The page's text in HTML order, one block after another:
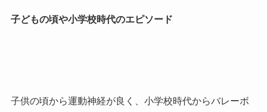
子どもの頃や小学校時代のエピソード
子供の頃から運動神経が良く、小学校時代からバレーボ